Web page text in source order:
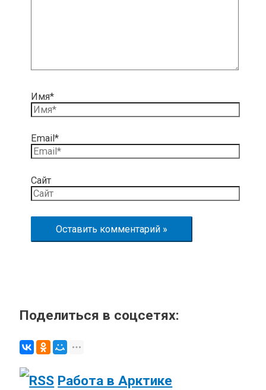
Имя*
Email*
Сайт
Поделиться в соцсетях:
Работа в Арктике